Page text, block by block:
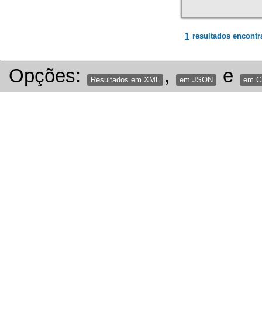
1 resultados
Opções: Resultados em XML , em JSON e em